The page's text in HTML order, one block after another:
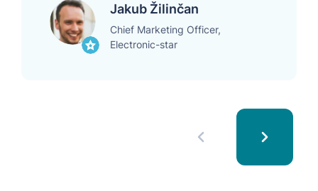
Jakub Žilinčan
Chief Marketing Officer,
Electronic-star